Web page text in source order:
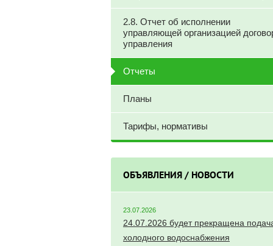
2.8. Отчет об исполнении
управляющей организацией
управления
Отчеты
Планы
Тарифы, нормативы
ОБЪЯВЛЕНИЯ / НОВОСТИ
23.07.2026
24.07.2026 будет прекращена
холодного водоснабжения